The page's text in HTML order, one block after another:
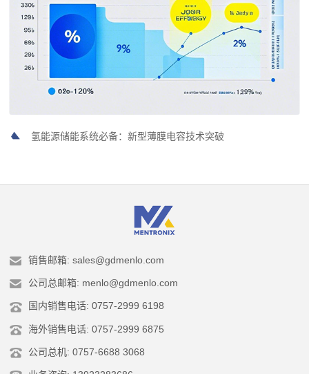
氢能源储能系统必备：新型薄膜电容技术突破
销售邮箱: sales@gdmenlo.com
公司总邮箱: menlo@gdmenlo.com
国内销售电话: 0757-2999 6198
海外销售电话: 0757-2999 6875
公司总机: 0757-6688 3068